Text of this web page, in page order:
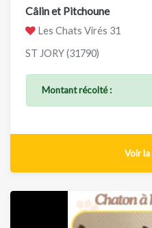
Câlin et Pitchoune
Les Chats Virés 31
ST JORY (31790)
Montant récolté :
Voir